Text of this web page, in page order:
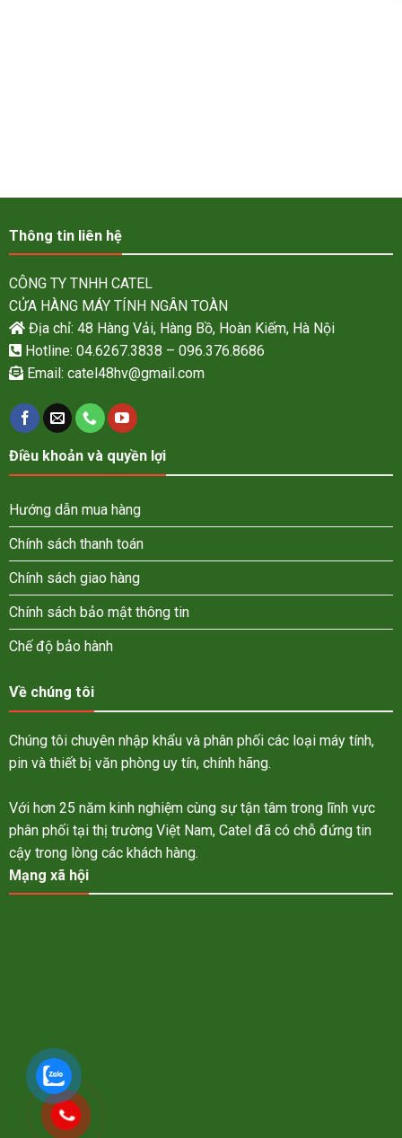
Thông tin liên hệ
CÔNG TY TNHH CATEL
CỬA HÀNG MÁY TÍNH NGÂN TOÀN
Địa chỉ: 48 Hàng Vải, Hàng Bồ, Hoàn Kiếm, Hà Nội
Hotline: 04.6267.3838 – 096.376.8686
Email: catel48hv@gmail.com
Điều khoản và quyền lợi
Hướng dẫn mua hàng
Chính sách thanh toán
Chính sách giao hàng
Chính sách bảo mật thông tin
Chế độ bảo hành
Về chúng tôi
Chúng tôi chuyên nhập khẩu và phân phối các loại máy tính,
pin và thiết bị văn phòng uy tín, chính hãng.
Với hơn 25 năm kinh nghiệm cùng sự tận tâm trong lĩnh vực
phân phối tại thị trường Việt Nam, Catel đã có chỗ đứng tin
cậy trong lòng các khách hàng.
Mạng xã hội